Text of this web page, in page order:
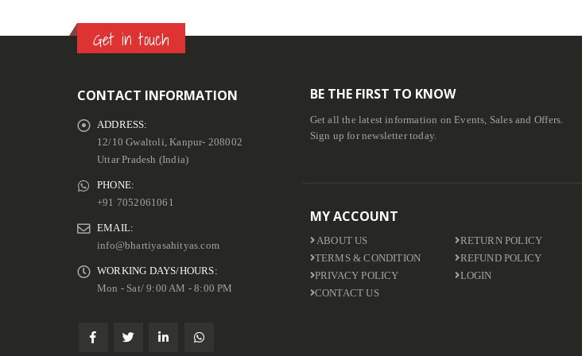
Get in touch
CONTACT INFORMATION
ADDRESS:
12/10 Gwaltoli, Kanpur- 208002
Uttar Pradesh (India)
PHONE:
+91 7052061061
EMAIL:
info@bhartiyasahityas.com
WORKING DAYS/HOURS:
Mon - Sat/ 9:00 AM - 8:00 PM
BE THE FIRST TO KNOW
Get all the latest information on Events, Sales and Offers.
Sign up for newsletter today.
MY ACCOUNT
ABOUT US
TERMS & CONDITION
PRIVACY POLICY
CONTACT US
RETURN POLICY
REFUND POLICY
LOGIN